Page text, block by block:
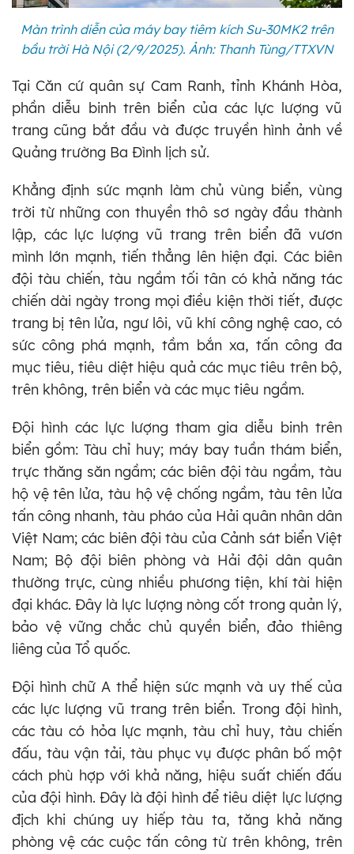
Màn trình diễn của máy bay tiêm kích Su-30MK2 trên
bầu trời Hà Nội (2/9/2025). Ảnh: Thanh Tùng/TTXVN
Tại Căn cứ quân sự Cam Ranh, tỉnh Khánh Hòa,
phần diễu binh trên biển của các lực lượng vũ
trang cũng bắt đầu và được truyền hình ảnh về
Quảng trường Ba Đình lịch sử.
Khẳng định sức mạnh làm chủ vùng biển, vùng
trời từ những con thuyền thô sơ ngày đầu thành
lập, các lực lượng vũ trang trên biển đã vươn
mình lớn mạnh, tiến thẳng lên hiện đại. Các biên
đội tàu chiến, tàu ngầm tối tân có khả năng tác
chiến dài ngày trong mọi điều kiện thời tiết, được
trang bị tên lửa, ngư lôi, vũ khí công nghệ cao, có
sức công phá mạnh, tầm bắn xa, tấn công đa
mục tiêu, tiêu diệt hiệu quả các mục tiêu trên bộ,
trên không, trên biển và các mục tiêu ngầm.
Đội hình các lực lượng tham gia diễu binh trên
biển gồm: Tàu chỉ huy; máy bay tuần thám biển,
trực thăng săn ngầm; các biên đội tàu ngầm, tàu
hộ vệ tên lửa, tàu hộ vệ chống ngầm, tàu tên lửa
tấn công nhanh, tàu pháo của Hải quân nhân dân
Việt Nam; các biên đội tàu của Cảnh sát biển Việt
Nam; Bộ đội biên phòng và Hải đội dân quân
thường trực, cùng nhiều phương tiện, khí tài hiện
đại khác. Đây là lực lượng nòng cốt trong quản lý,
bảo vệ vững chắc chủ quyền biển, đảo thiêng
liêng của Tổ quốc.
Đội hình chữ A thể hiện sức mạnh và uy thế của
các lực lượng vũ trang trên biển. Trong đội hình,
các tàu có hỏa lực mạnh, tàu chỉ huy, tàu chiến
đấu, tàu vận tải, tàu phục vụ được phân bố một
cách phù hợp với khả năng, hiệu suất chiến đấu
của đội hình. Đây là đội hình để tiêu diệt lực lượng
địch khi chúng uy hiếp tàu ta, tăng khả năng
phòng vệ các cuộc tấn công từ trên không, trên